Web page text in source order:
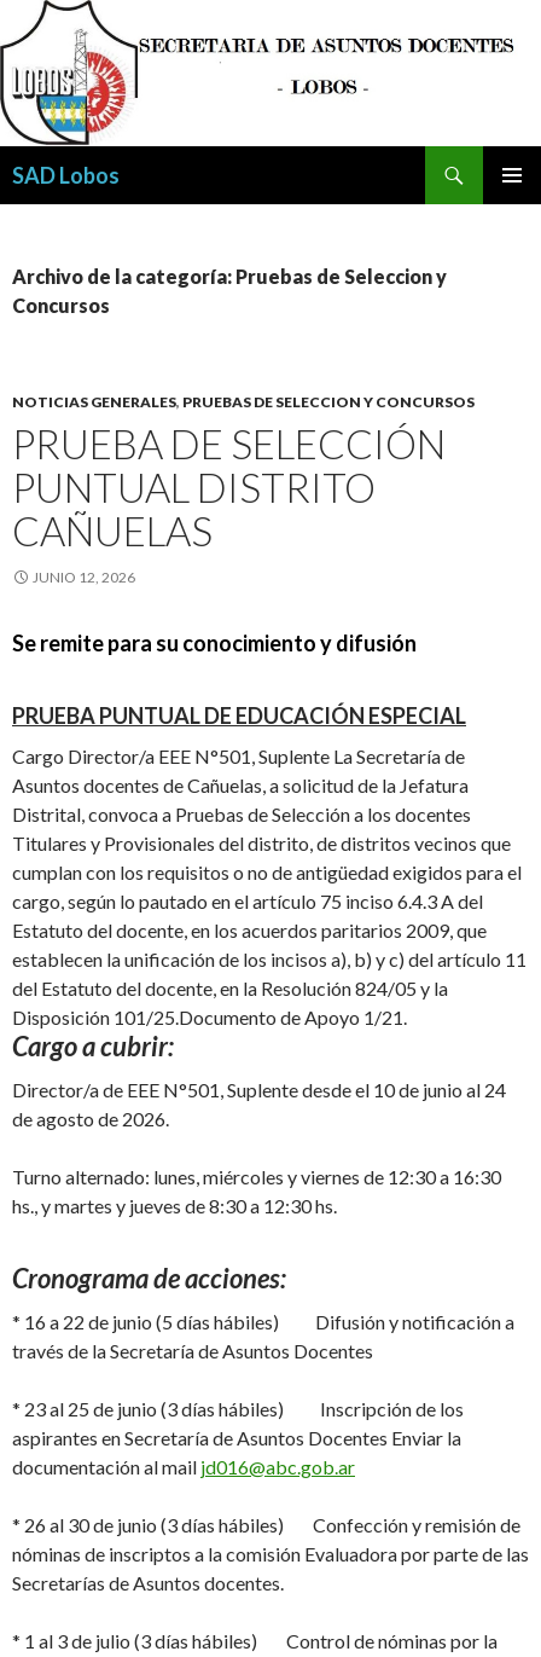
SAD Lobos
Archivo de la categoría: Pruebas de Seleccion y
Concursos
NOTICIAS GENERALES, PRUEBAS DE SELECCION Y CONCURSOS
PRUEBA DE SELECCIÓN
PUNTUAL DISTRITO
CAÑUELAS
JUNIO 12, 2026
Se remite para su conocimiento y difusión
PRUEBA PUNTUAL DE EDUCACIÓN ESPECIAL
Cargo Director/a EEE N°501, Suplente La Secretaría de
Asuntos docentes de Cañuelas, a solicitud de la Jefatura
Distrital, convoca a Pruebas de Selección a los docentes
Titulares y Provisionales del distrito, de distritos vecinos que
cumplan con los requisitos o no de antigüedad exigidos para el
cargo, según lo pautado en el artículo 75 inciso 6.4.3 A del
Estatuto del docente, en los acuerdos paritarios 2009, que
establecen la unificación de los incisos a), b) y c) del artículo 11
del Estatuto del docente, en la Resolución 824/05 y la
Disposición 101/25.Documento de Apoyo 1/21.
Cargo a cubrir:
Director/a de EEE N°501, Suplente desde el 10 de junio al 24
de agosto de 2026.
Turno alternado: lunes, miércoles y viernes de 12:30 a 16:30
hs., y martes y jueves de 8:30 a 12:30 hs.
Cronograma de acciones:
* 16 a 22 de junio (5 días hábiles) Difusión y notificación a
través de la Secretaría de Asuntos Docentes
* 23 al 25 de junio (3 días hábiles) Inscripción de los
aspirantes en Secretaría de Asuntos Docentes Enviar la
documentación al mail jd016@abc.gob.ar
* 26 al 30 de junio (3 días hábiles) Confección y remisión de
nóminas de inscriptos a la comisión Evaluadora por parte de las
Secretarías de Asuntos docentes.
* 1 al 3 de julio (3 días hábiles) Control de nóminas por la